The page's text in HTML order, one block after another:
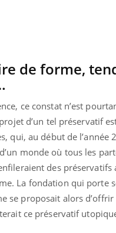
de forme,
ce constat n’est
d’un tel préservatif
qui, au début de l’année
monde où tous les
des préservatifs
La fondation qui porte
se proposait alors
ce préservatif